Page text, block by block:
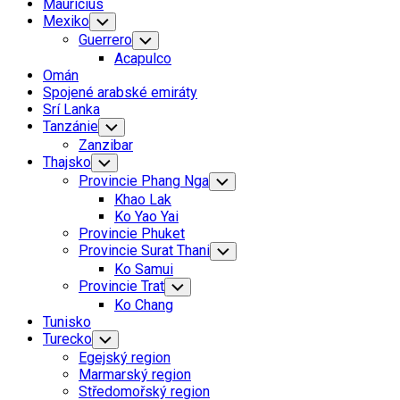
Mauricius
Mexiko Toggle
Child
Menu
Guerrero Toggle
Child
Menu
Acapulco
Omán
Spojené arabské emiráty
Srí Lanka
Tanzánie Toggle
Child
Menu
Zanzibar
Thajsko Toggle
Child
Menu
Provincie Phang Nga Toggle
Child
Khao Lak
Ko Yao Yai
Provincie Phuket
Provincie Surat Thani Toggle
Child
Ko Samui
Provincie Trat Toggle
Child
Menu
Ko Chang
Tunisko
Turecko Toggle
Child
Menu
Egejský region
Marmarský region
Středomořský region